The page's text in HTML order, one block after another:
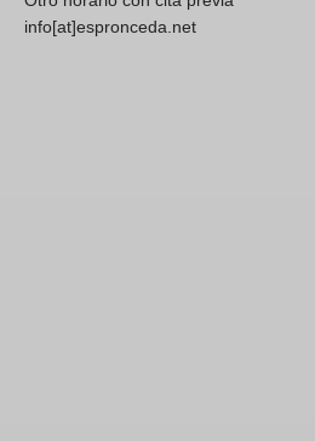
info[at]espronceda.net